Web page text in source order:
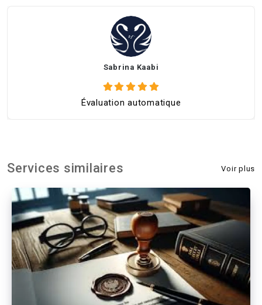
Sabrina Kaabi
Évaluation automatique
Services similaires Voir plus